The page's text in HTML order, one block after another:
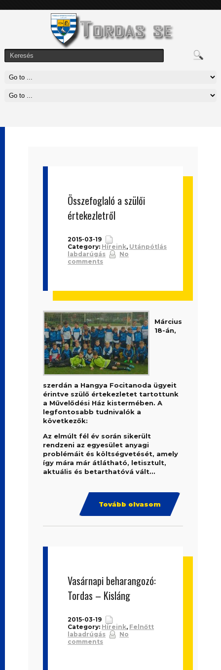
Összefoglaló a szülői
értekezletről
2015-03-19
Category: Híreink, Utánpótlás
labdarúgás
No
comments
Március
18-án,
szerdán a Hangya Focitanoda ügyeit
érintve szülő értekezletet tartottunk
a Művelődési Ház kistermében. A
legfontosabb tudnivalók a
következők:
Az elmúlt fél év során sikerült
rendzeni az egyesület anyagi
problémáit és költségvetését, amely
így mára már átlátható, letisztult,
aktuális és betarthatóvá vált...
Tovább olvasom
Vasárnapi beharangozó:
Tordas – Kisláng
2015-03-19
Category: Híreink, Felnőtt
labadrúgás
No
comments